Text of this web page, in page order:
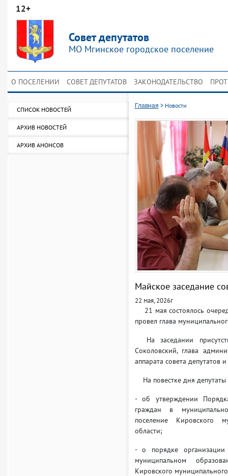
12+
Совет депутатов
МО Мгинское городское поселение
О ПОСЕЛЕНИИ СОВЕТ ДЕПУТАТОВ ЗАКОНОДАТЕЛЬСТВО
СПИСОК НОВОСТЕЙ
АРХИВ НОВОСТЕЙ
АРХИВ АНОНСОВ
Главная > Новости
Майское заседание
22 мая, 2026г
21 мая состоялось
провел глава
На заседании
Соколовский, глава
аппарата совета депутатов
На повестке дня
- об утверждении
граждан в
поселение Кировского
области;
- о порядке
муниципальном
Кировского